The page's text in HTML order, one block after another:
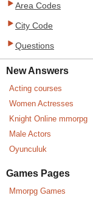
Area Codes
City Code
Questions
New Answers
Acting courses
Women Actresses
Knight Online mmorpg
Male Actors
Oyunculuk
Games Pages
Mmorpg Games